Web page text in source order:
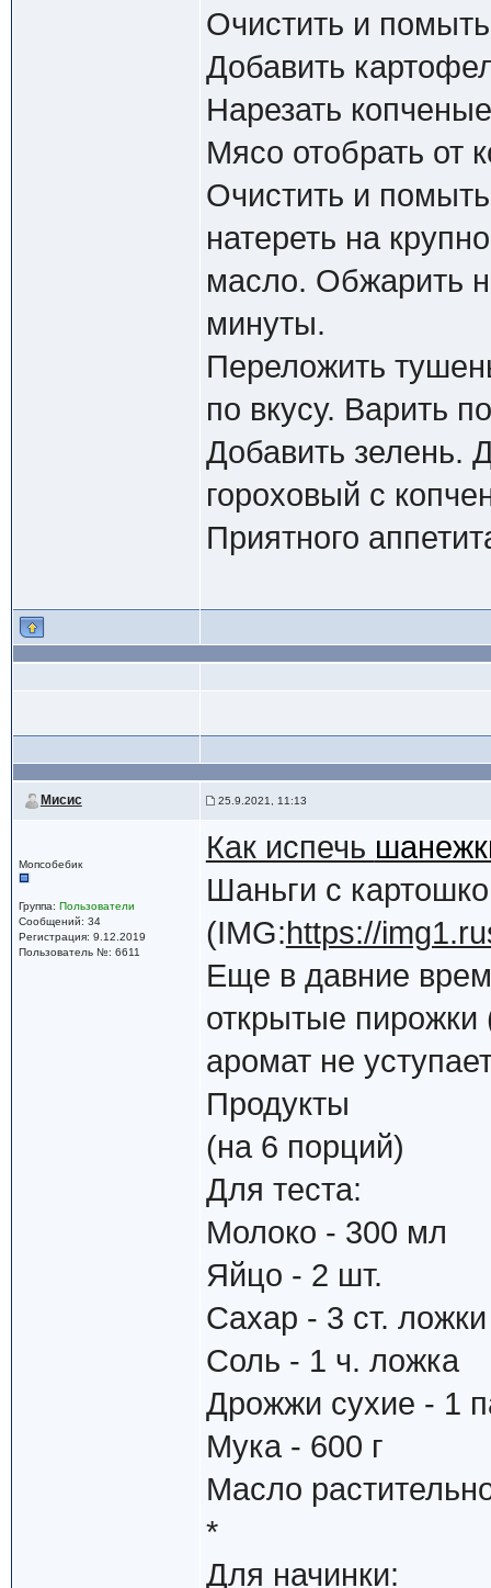
Очистить и
Добавить
Нарезать
Мясо отобрать от
Очистить и
натереть на
масло. Обжарить
минуты.
Переложить
по вкусу. Варить
Добавить зелень.
гороховый с
Приятного
Мисис 25.9.2021, 11:13
Мопсобебик
Группа: Пользователи
Сообщений: 34
Регистрация: 9.12.2019
Пользователь №: 6611
Как испечь
Шаньги с
(IMG:https://
Еще в давние
открытые
аромат не
Продукты
(на 6 порций)
Для теста:
Молоко - 300 мл
Яйцо - 2 шт.
Сахар - 3 ст. ложки
Соль - 1 ч. ложка
Дрожжи сухие - 1
Мука - 600 г
Масло
*
Для начинки: